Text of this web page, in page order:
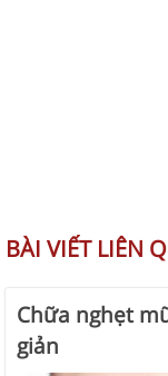
BÀI VIẾT LIÊN
Chữa nghẹt
giản